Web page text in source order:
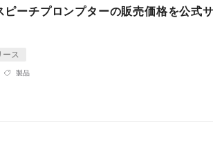
ピーチプロンプターの販売価格を公式
ース
製品